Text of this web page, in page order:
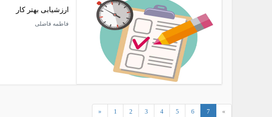
ارزشیابی بهتر کار
فاطمه فاضلی
« 1 2 3 4 5 6 7 »